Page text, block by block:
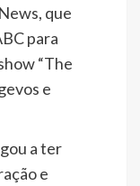
que
para
“The
e
a ter
e